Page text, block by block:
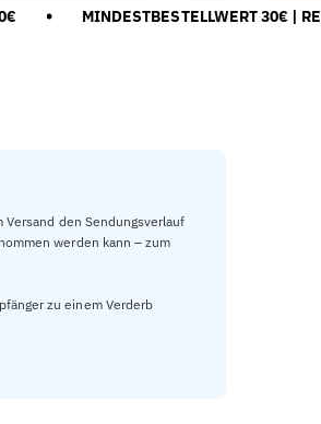
MINDESTBESTELLWERT 30€ |
den Sendungsverlauf
werden kann – zum
zu einem Verderb